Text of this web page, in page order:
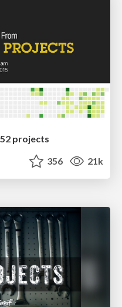
projects
356 21k